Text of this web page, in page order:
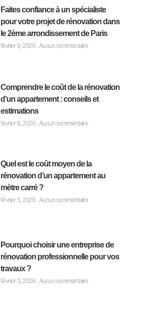
Faites confiance à un spécialiste
pour votre projet de rénovation dans
le 2ème arrondissement de Paris
février 9, 2026 Aucun commentaire
Comprendre le coût de la rénovation
d’un appartement : conseils et
estimations
février 8, 2026 Aucun commentaire
Quel est le coût moyen de la
rénovation d’un appartement au
mètre carré ?
février 5, 2026 Aucun commentaire
Pourquoi choisir une entreprise de
rénovation professionnelle pour vos
travaux ?
février 3, 2026 Aucun commentaire